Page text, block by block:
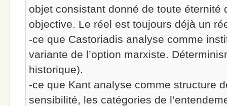
objet consistant donné de toute éternité
objective. Le réel est toujours déjà un
-ce que Castoriadis analyse comme
variante de l’option marxiste.
historique).
-ce que Kant analyse comme structure
sensibilité, les catégories de